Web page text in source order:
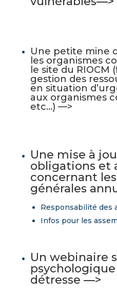
Une petite mine
les organismes
le site du RIOCM
gestion des
en situation
aux organismes
etc…) —>
Une mise à
obligations et
concernant
générales
Responsabilité des
Infos pour les
Un webinaire
détresse —>